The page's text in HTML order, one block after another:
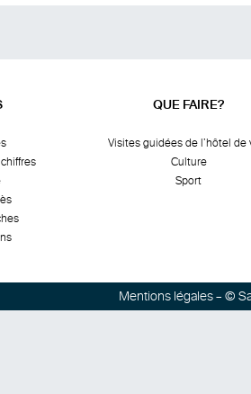
QUE FAIRE?
Visites guidées de l’hôtel de
Culture
Sport
Mentions légales– ©